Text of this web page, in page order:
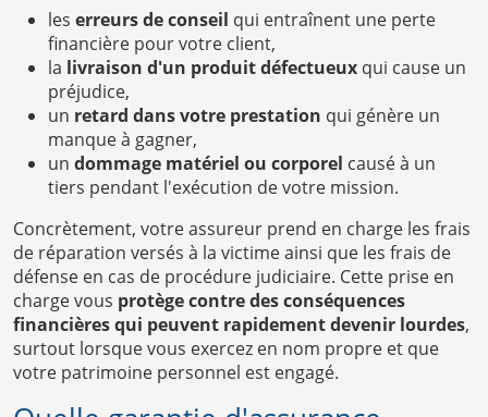
les erreurs de conseil qui entraînent une perte
financière pour votre client,
la livraison d'un produit défectueux qui cause un
préjudice,
un retard dans votre prestation qui génère un
manque à gagner,
un dommage matériel ou corporel causé à un
tiers pendant l'exécution de votre mission.
Concrètement, votre assureur prend en charge les frais
de réparation versés à la victime ainsi que les frais de
défense en cas de procédure judiciaire. Cette prise en
charge vous protège contre des conséquences
financières qui peuvent rapidement devenir lourdes,
surtout lorsque vous exercez en nom propre et que
votre patrimoine personnel est engagé.